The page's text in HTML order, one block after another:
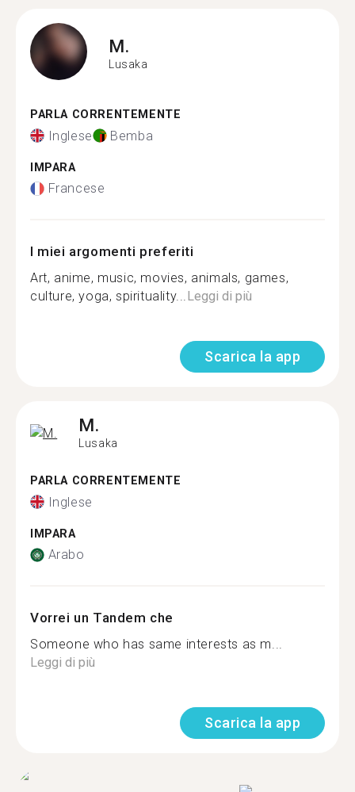
M.
Lusaka
PARLA CORRENTEMENTE
Inglese Bemba
IMPARA
Francese
I miei argomenti preferiti
Art, anime, music, movies, animals, games,
culture, yoga, spirituality...Leggi di più
Scarica la app
M.
Lusaka
PARLA CORRENTEMENTE
Inglese
IMPARA
Arabo
Vorrei un Tandem che
Someone who has same interests as m...
Leggi di più
Scarica la app